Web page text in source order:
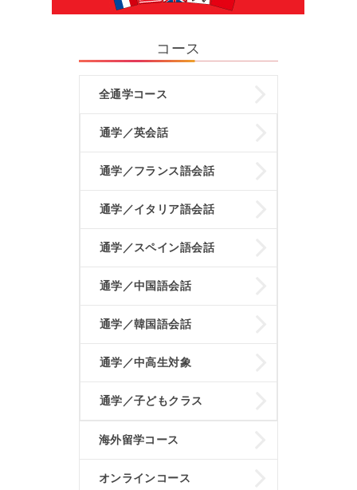
コース
全通学コース
通学／英会話
通学／フランス語会話
通学／イタリア語会話
通学／スペイン語会話
通学／中国語会話
通学／韓国語会話
通学／中高生対象
通学／子どもクラス
海外留学コース
オンラインコース